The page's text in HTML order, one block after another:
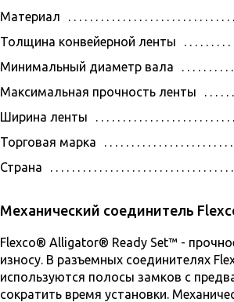
Материал
Толщина конвейерной ленты
Минимальный диаметр вала
Максимальная прочность ленты
Ширина ленты
Торговая марка
Страна
Механический соединитель
Flexco® Alligator® Ready Set™ -
износу. В разъемных соединителях
используются полосы замков с
сократить время установки.